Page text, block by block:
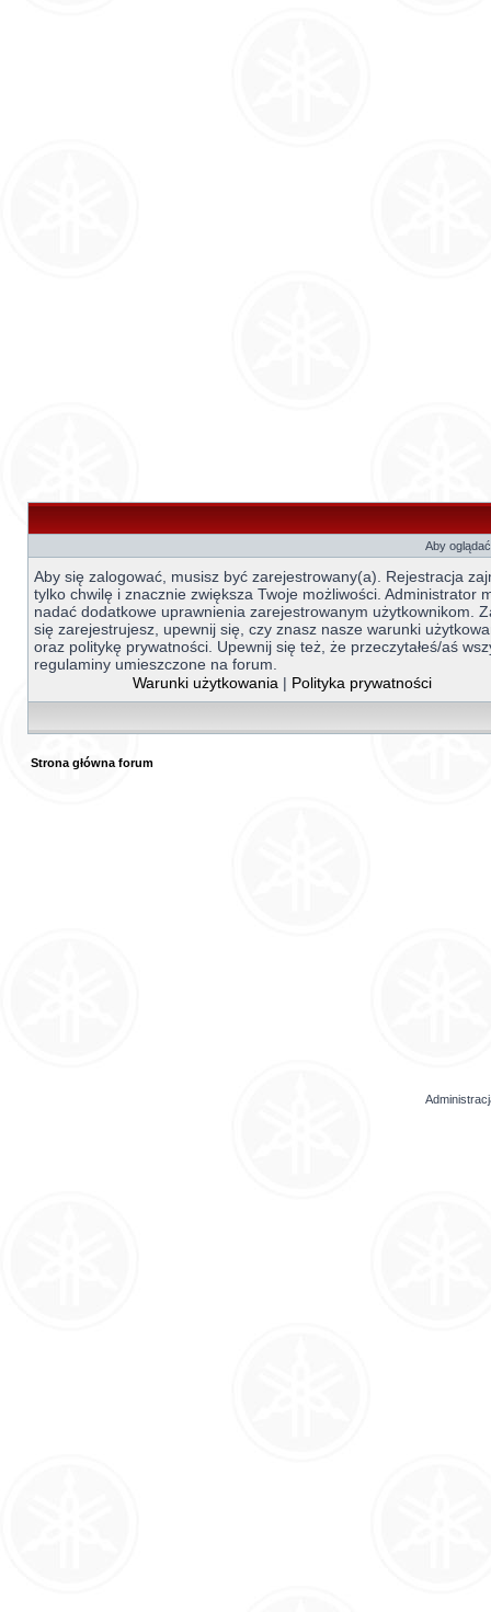
Aby
Aby się zalogować, musisz być zarejestrowany(a). Rejestracja
tylko chwilę i znacznie zwiększa Twoje możliwości. Administrator
nadać dodatkowe uprawnienia zarejestrowanym użytkownikom.
się zarejestrujesz, upewnij się, czy znasz nasze warunki
oraz politykę prywatności. Upewnij się też, że przeczytałeś/aś
regulaminy umieszczone na forum.
Warunki użytkowania | Polityka prywatności
Strona główna forum